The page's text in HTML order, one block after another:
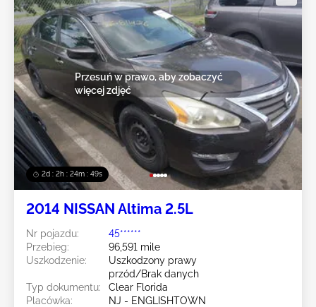
2d : 2h : 24m : 47s
Przesuń w prawo, aby zobaczyć
więcej zdjęć
2014 NISSAN Altima 2.5L
Nr pojazdu:
45******
Przebieg:
96,591 mile
Uszkodzenie:
Uszkodzony prawy
przód/Brak danych
Typ dokumentu:
Clear Florida
Placówka:
NJ - ENGLISHTOWN